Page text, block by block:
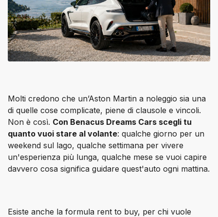
Molti credono che un’Aston Martin a noleggio sia una
di quelle cose complicate, piene di clausole e vincoli.
Non è così. Con Benacus Dreams Cars scegli tu
quanto vuoi stare al volante: qualche giorno per un
weekend sul lago, qualche settimana per vivere
un'esperienza più lunga, qualche mese se vuoi capire
davvero cosa significa guidare quest'auto ogni mattina.
Esiste anche la formula rent to buy, per chi vuole